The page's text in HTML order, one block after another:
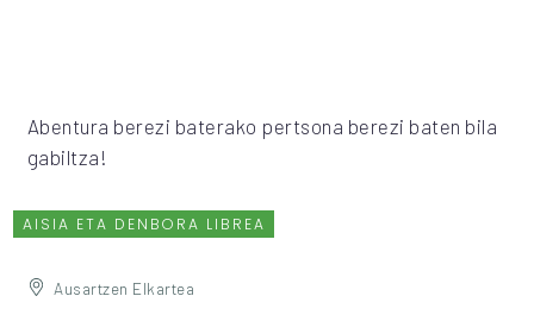
Abentura berezi baterako pertsona berezi baten bila
gabiltza!
AISIA ETA DENBORA LIBREA
Ausartzen Elkartea